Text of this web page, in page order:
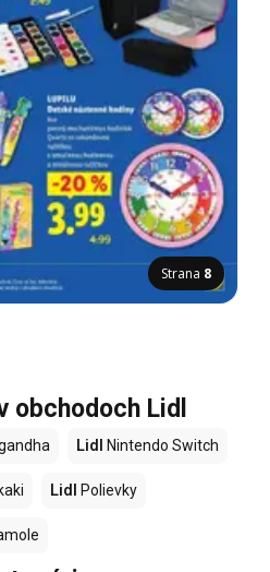
Strana 8
obchodoch Lidl
Lidl Nintendo Switch
Lidl Polievky